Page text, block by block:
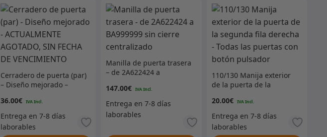
Cerradero de puerta (par)
– Diseño mejorado –
SIN FECHA DE
VENCIMIENTO
36.00€
Manilla de puerta trasera
– de 2A622424 a
centralizado
147.00€
110/130 Manija exterior
de la puerta de la
Todas las puertas con
botón pulsador
20.00€